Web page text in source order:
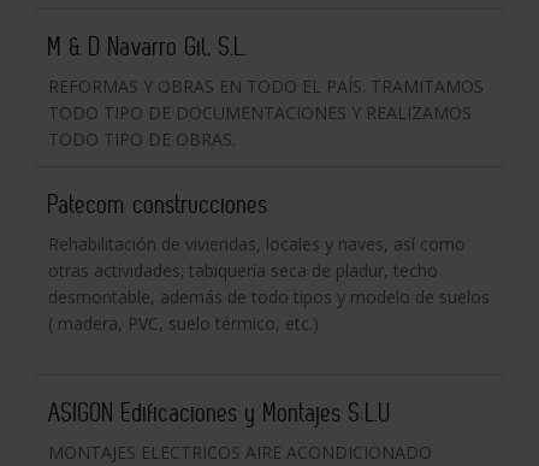
M & D Navarro Gil, S.L.
REFORMAS Y OBRAS EN TODO EL PAÍS. TRAMITAMOS
TODO TIPO DE DOCUMENTACIONES Y REALIZAMOS
TODO TIPO DE OBRAS.
Patecom construcciones
Rehabilitación de viviendas, locales y naves, así como
otras actividades; tabiquería seca de pladur, techo
desmontable, además de todo tipos y modelo de suelos
( madera, PVC, suelo térmico, etc.)
ASIGON Edificaciones y Montajes S:L.U
MONTAJES ELECTRICOS AIRE ACONDICIONADO